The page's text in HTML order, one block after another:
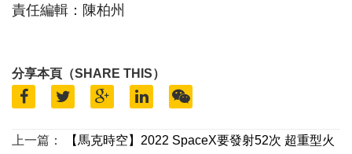
責任編輯：陳柏州
分享本頁（SHARE THIS）
上一篇：
【馬克時空】2022 SpaceX要發射52次 超重型火